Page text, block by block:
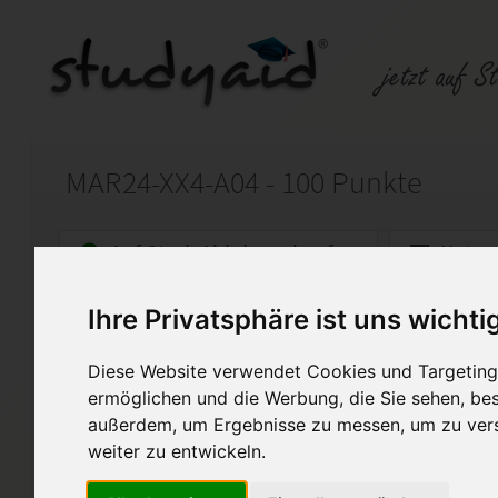
Ihre Privatsphäre ist uns
Diese Website verwendet Cookies und
ermöglichen und die Werbung, die Sie sehen,
außerdem, um Ergebnisse zu messen, um zu
weiter zu entwickeln.
MAR24-XX4-A04 - 100 Punkte
Auf StudyAid.de verkaufen
Startseite Marketing
Kommunikationspolitik I
Für die Einsendeaufgabe
Fernstudium schloss ich mit
einzeln und im Paket